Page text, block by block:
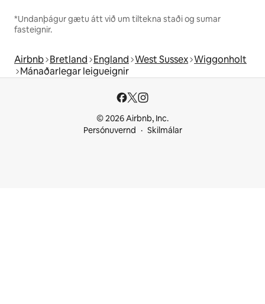
*Undanþágur gætu átt við um tiltekna staði og sumar
fasteignir.
Airbnb Bretland England West Sussex Wiggonholt
Mánaðarlegar leigueignir
© 2026 Airbnb, Inc.
Persónuvernd
Skilmálar